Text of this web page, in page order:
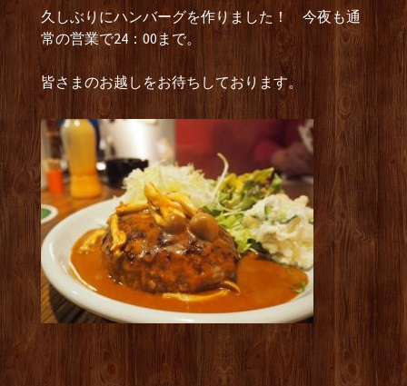
久しぶりにハンバーグを作りました！ 今夜も通
常の営業で24：00まで。
皆さまのお越しをお待ちしております。